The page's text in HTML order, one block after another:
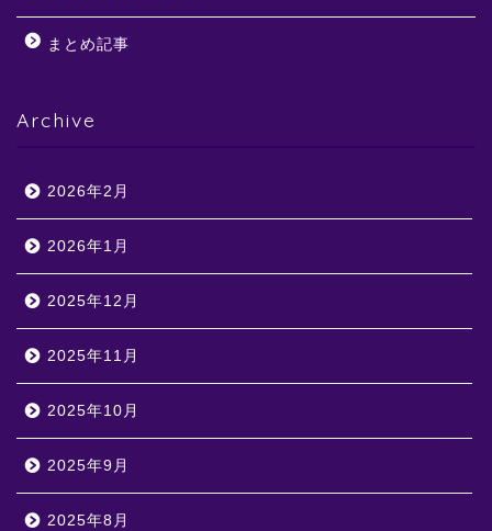
まとめ記事
Archive
2026年2月
2026年1月
2025年12月
2025年11月
2025年10月
2025年9月
2025年8月